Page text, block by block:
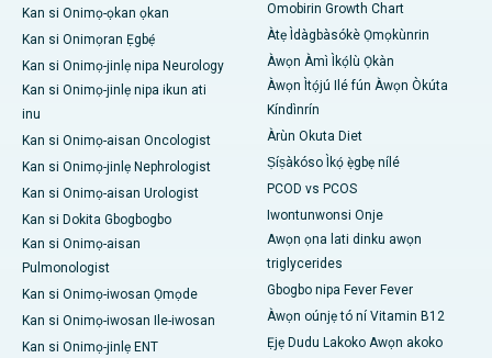
Kan si Onimọ-ọkan ọkan
Kan si Onimọran Ẹgbẹ́
Kan si Onimọ-jinlẹ nipa Neurology
Kan si Onimọ-jinlẹ nipa ikun ati
inu
Kan si Onimọ-aisan Oncologist
Kan si Onimọ-jinlẹ Nephrologist
Kan si Onimọ-aisan Urologist
Kan si Dokita Gbogbogbo
Kan si Onimọ-aisan
Pulmonologist
Kan si Onimọ-iwosan Ọmọde
Kan si Onimọ-iwosan Ile-iwosan
Kan si Onimọ-jinlẹ ENT
Omobirin Growth Chart
Àtẹ Ìdàgbàsókè Ọmọkùnrin
Àwọn Àmì Ìkọ́lù Ọkàn
Àwọn Ìtọ́jú Ilé fún Àwọn Òkúta
Kíndìnrín
Àrùn Okuta Diet
Ṣíṣàkóso Ìkọ́ ẹ̀gbẹ nílé
PCOD vs PCOS
Iwontunwonsi Onje
Awọn ọna lati dinku awọn
triglycerides
Gbogbo nipa Fever Fever
Àwọn oúnjẹ tó ní Vitamin B12
Ẹjẹ Dudu Lakoko Awọn akoko